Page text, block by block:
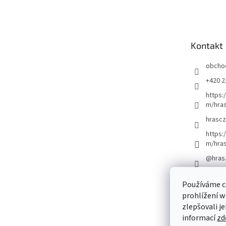
Používáme
prohlížení
zlepšovali
informací
Kontakt
+420
m/
hrascz
m/